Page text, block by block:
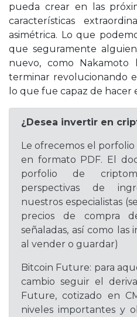
pueda crear en las
características
asimétrica. Lo que
que seguramente
nuevo, como
terminar revolucionando
lo que fue capaz de hacer
¿Desea invertir en
Le ofrecemos el
en formato PDF. El
porfolio de
perspectivas de
nuestros especialistas
precios de compra
señaladas, así como las
al vender o guardar)
Bitcoin Future: para
cambio seguir el
Future, cotizado en
niveles importantes y